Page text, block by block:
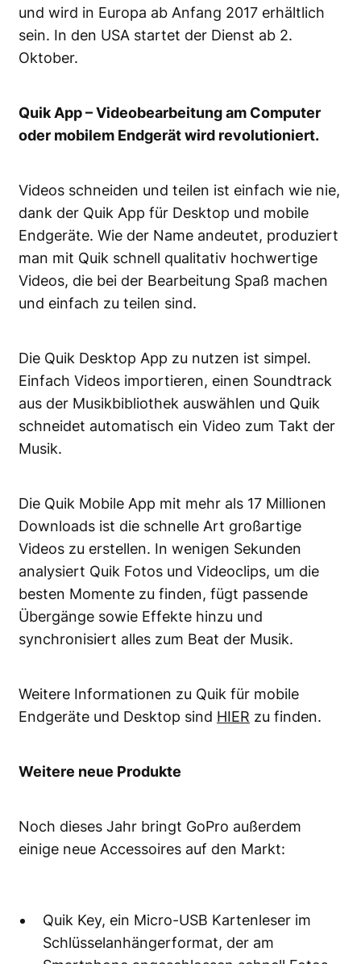
und wird in Europa ab Anfang 2017 erhältlich
sein. In den USA startet der Dienst ab 2.
Oktober.
Quik App – Videobearbeitung am Computer
oder mobilem Endgerät wird revolutioniert.
Videos schneiden und teilen ist einfach wie nie,
dank der Quik App für Desktop und mobile
Endgeräte. Wie der Name andeutet, produziert
man mit Quik schnell qualitativ hochwertige
Videos, die bei der Bearbeitung Spaß machen
und einfach zu teilen sind.
Die Quik Desktop App zu nutzen ist simpel.
Einfach Videos importieren, einen Soundtrack
aus der Musikbibliothek auswählen und Quik
schneidet automatisch ein Video zum Takt der
Musik.
Die Quik Mobile App mit mehr als 17 Millionen
Downloads ist die schnelle Art großartige
Videos zu erstellen. In wenigen Sekunden
analysiert Quik Fotos und Videoclips, um die
besten Momente zu finden, fügt passende
Übergänge sowie Effekte hinzu und
synchronisiert alles zum Beat der Musik.
Weitere Informationen zu Quik für mobile
Endgeräte und Desktop sind HIER zu finden.
Weitere neue Produkte
Noch dieses Jahr bringt GoPro außerdem
einige neue Accessoires auf den Markt:
Quik Key, ein Micro-USB Kartenleser im
Schlüsselanhängerformat, der am